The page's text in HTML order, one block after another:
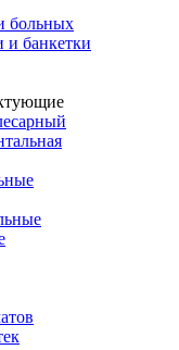
больных
банкетки